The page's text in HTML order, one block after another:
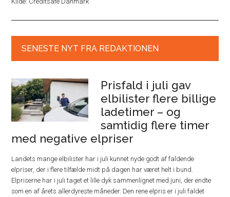
SENESTE NYT FRA REDAKTIONEN
Prisfald i juli gav
elbilister flere billige
ladetimer – og
samtidig flere timer
med negative elpriser
Landets mange elbilister har i juli kunnet nyde godt af faldende
elpriser, der i flere tilfælde midt på dagen har været helt i bund.
Elpriserne har i juli taget et lille dyk sammenlignet med juni, der endte
som en af årets allerdyreste måneder. Den rene elpris er i juli faldet